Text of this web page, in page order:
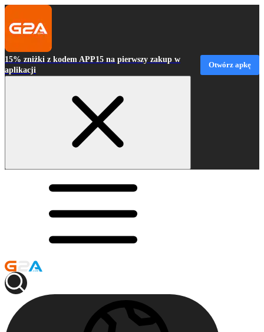
15% zniżki z kodem APP15 na pierwszy zakup w
aplikacji
Otwórz apkę